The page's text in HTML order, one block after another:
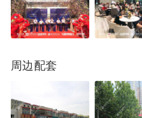
周边配套